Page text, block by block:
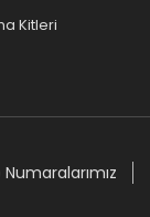
Kitleri